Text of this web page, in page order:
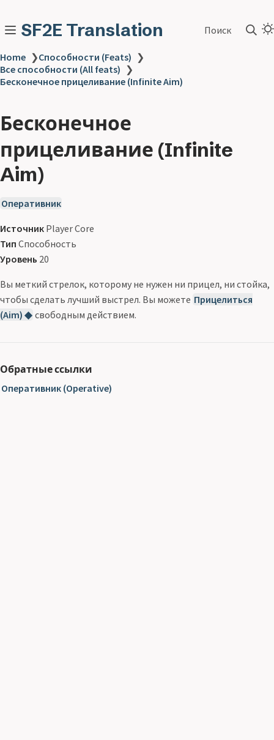
SF2E Translation Поиск
Home ❯Способности (Feats) ❯
Все способности (All feats) ❯
Бесконечное прицеливание (Infinite Aim)
Бесконечное
прицеливание (Infinite
Aim)
Оперативник
Источник Player Core
Тип Способность
Уровень 20
Вы меткий стрелок, которому не нужен ни прицел, ни стойка,
чтобы сделать лучший выстрел. Вы можете Прицелиться
(Aim) ◆ свободным действием.
Обратные ссылки
Оперативник (Operative)